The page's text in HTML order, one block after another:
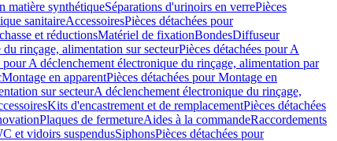
matière synthétiqueSéparations d'urinoirs en verrePièces
sanitaireAccessoiresPièces détachées pour
et réductionsMatériel de fixationBondesDiffuseur
rinçage, alimentation sur secteurPièces détachées pour A
pour A déclenchement électronique du rinçage, alimentation par
Montage en apparentPièces détachées pour Montage en
sur secteurA déclenchement électronique du rinçage,
Kits d'encastrement et de remplacementPièces détachées
Plaques de fermetureAides à la commandeRaccordements
et vidoirs suspendusSiphonsPièces détachées pour